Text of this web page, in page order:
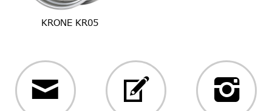
KRONE KR05